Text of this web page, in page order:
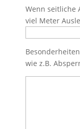
Wenn seitliche
viel Meter
wie z.B.